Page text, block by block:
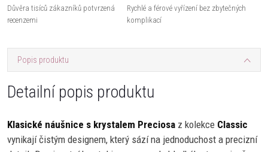
Důvěra tisíců zákazníků potvrzená
recenzemi
Rychlé a férové vyřízení bez zbytečných
komplikací
Popis produktu
Detailní popis produktu
Klasické náušnice s krystalem Preciosa z kolekce Classic
vynikají čistým designem, který sází na jednoduchost a precizní